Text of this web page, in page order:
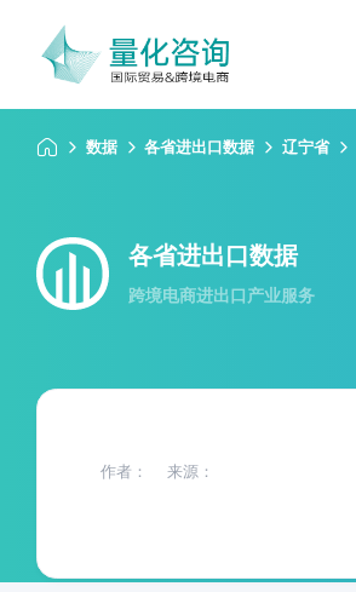
数据 各省进出口数据 辽宁省
各省进出口数据
跨境电商进出口产业服务
作者： 来源：